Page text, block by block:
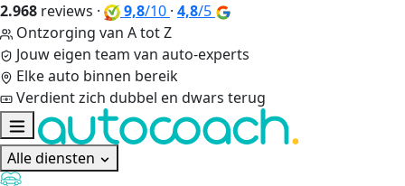
2.968 reviews · 9,8/10 · 4,8/5
Ontzorging van A tot Z
Jouw eigen team van auto-experts
Elke auto binnen bereik
Verdient zich dubbel en dwars terug
Alle diensten